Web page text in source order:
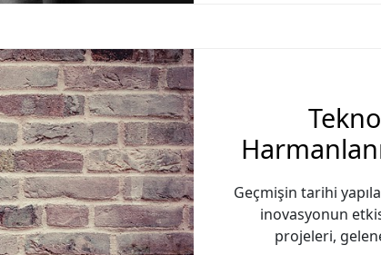
Geçmişin tarihi
inovasyonun
projeleri,